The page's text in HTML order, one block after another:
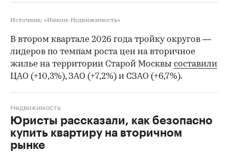
Источник: «Инком-Недвижимость»
В втором квартале 2026 года тройку округов —
лидеров по темпам роста цен на вторичное
жилье на территории Старой Москвы составили
ЦАО (+10,3%), ЗАО (+7,2%) и СЗАО (+6,7%).
Юристы рассказали, как безопасно
купить квартиру на вторичном
рынке
Недвижимость